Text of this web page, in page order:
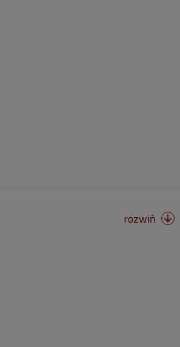
rozwiń 